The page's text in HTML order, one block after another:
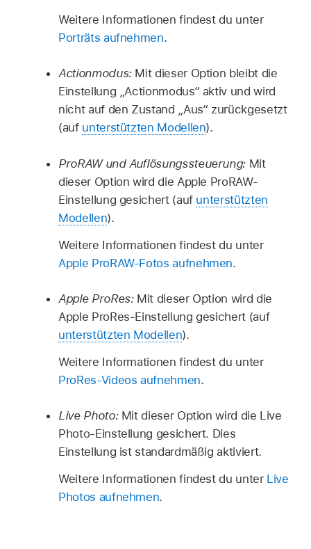
Weitere Informationen findest du unter
Porträts aufnehmen.
Actionmodus:Mit dieser Option bleibt die
Einstellung „Actionmodus“ aktiv und wird
nicht auf den Zustand „Aus“ zurückgesetzt
(auf unterstützten Modellen).
ProRAW und Auflösungssteuerung: Mit
dieser Option wird die Apple ProRAW-
Einstellung gesichert (auf unterstützten
Modellen).
Weitere Informationen findest du unter
Apple ProRAW-Fotos aufnehmen.
Apple ProRes:Mit dieser Option wird die
Apple ProRes-Einstellung gesichert (auf
unterstützten Modellen).
Weitere Informationen findest du unter
ProRes-Videos aufnehmen.
Live Photo:Mit dieser Option wird die Live
Photo-Einstellung gesichert. Dies
Einstellung ist standardmäßig aktiviert.
Weitere Informationen findest du unter Live
Photos aufnehmen.